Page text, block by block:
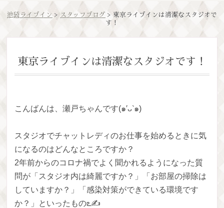
池袋ライブイン > スタッフブログ > 東京ライブインは清潔なスタジオで
す！
東京ライブインは清潔なスタジオです！
こんばんは、瀬戸ちゃんです(๑′ᴗ‵๑)
スタジオでチャットレディのお仕事を始めるときに気
になるのはどんなところですか？
2年前からのコロナ禍でよく聞かれるようになった質
問が「スタジオ内は綺麗ですか？」「お部屋の掃除は
していますか？」「感染対策ができている環境です
か？」といったものఽ✍